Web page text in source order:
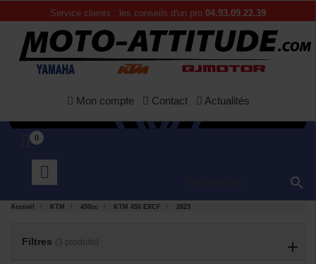
Service clients : les conseils d'un pro 04.93.09.22.39
Mon compte Contact Actualités
0

Accueil KTM 450cc KTM 450 EXCF 2023
Filtres (3 produits)